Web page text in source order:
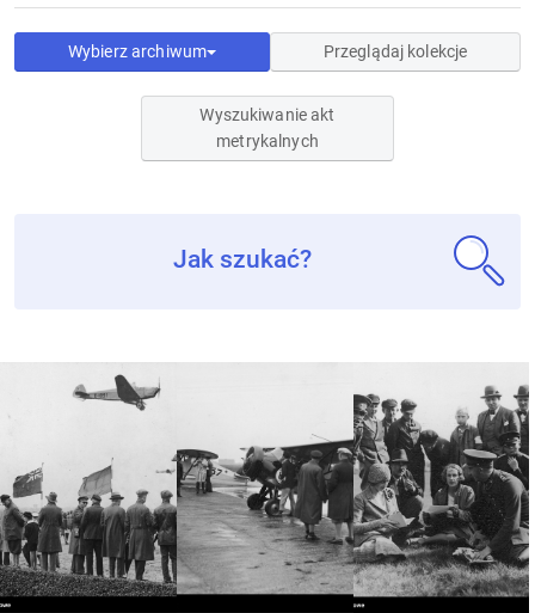
Wybierz archiwum Przeglądaj kolekcje
Wyszukiwanie akt
metrykalnych
Jak szukać?